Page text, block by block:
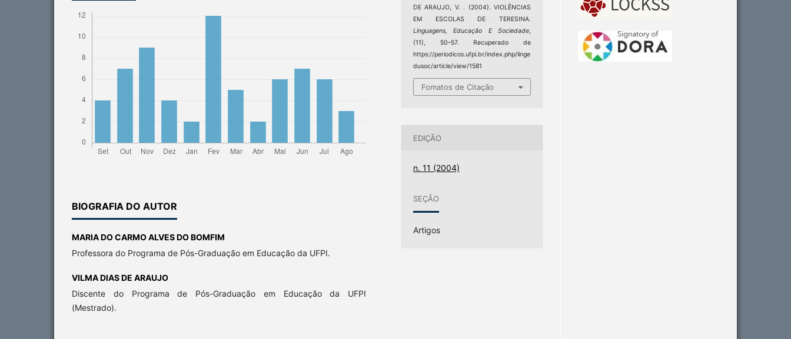
BIOGRAFIA DO AUTOR
MARIA DO CARMO ALVES DO BOMFIM
Professora do Programa de Pós-Graduação em Educação da UFPI.
VILMA DIAS DE ARAUJO
Discente do Programa de Pós-Graduação em Educação da UFPI
(Mestrado).
DE ARAUJO, V. . (2004). VIOLÊNCIAS
EM ESCOLAS DE TERESINA.
Linguagens, Educação E Sociedade,
(11), 50–57. Recuperado de
https://periodicos.ufpi.br/index.php/linge
dusoc/article/view/1581
Fomatos de Citação
EDIÇÃO
n. 11 (2004)
SEÇÃO
Artigos